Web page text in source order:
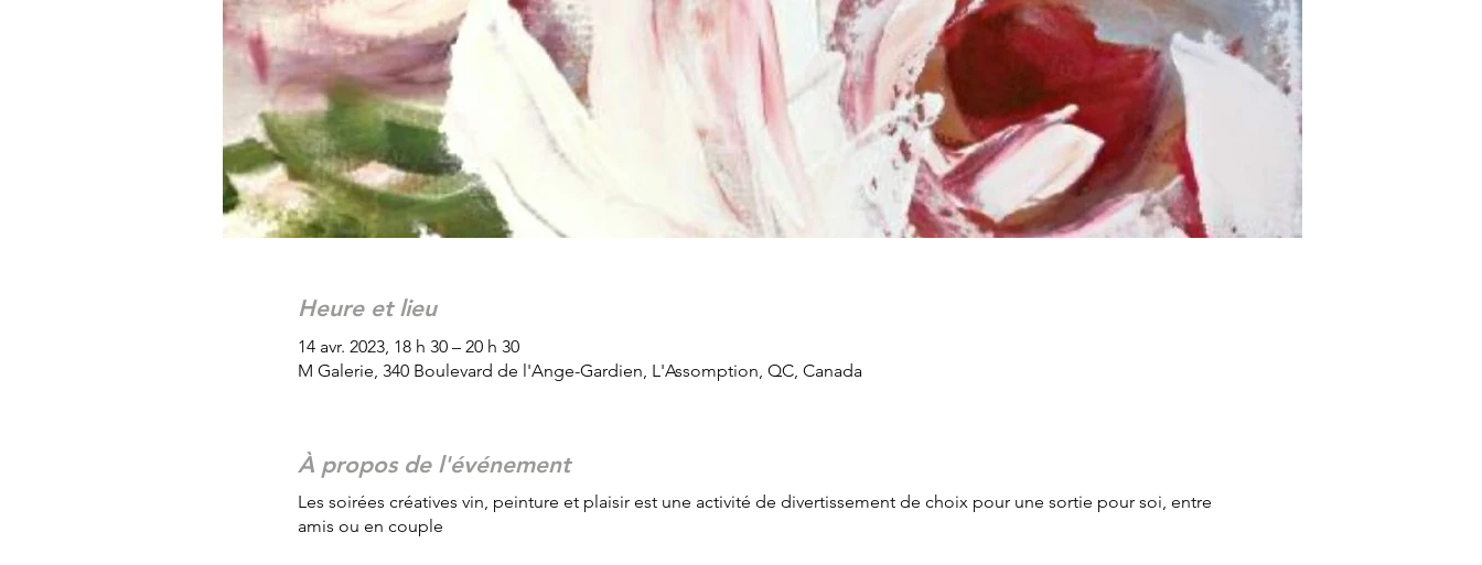
Heure et lieu
14 avr. 2023, 18 h 30 – 20 h 30
M Galerie, 340 Boulevard de l'Ange-Gardien, L'Assomption, QC, Canada
À propos de l'événement
Les soirées créatives vin, peinture et plaisir est une activité de divertissement de choix pour une sortie pour soi, entre
amis ou en couple